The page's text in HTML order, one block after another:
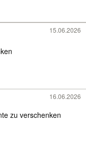
15.06.2026
16.06.2026
zu verschenken